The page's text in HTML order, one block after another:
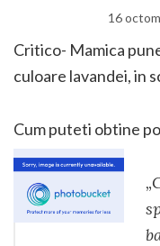
16
Critico- Mamica
culoare lavandei, in
Cum puteti obtine
„